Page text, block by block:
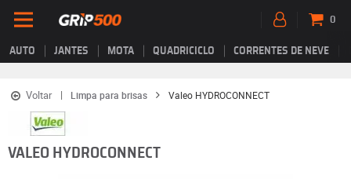
AUTO JANTES MOTA QUADRICICLO CORRENTES DE NEVE
0
Voltar Limpa para brisas Valeo HYDROCONNECT
VALEO HYDROCONNECT